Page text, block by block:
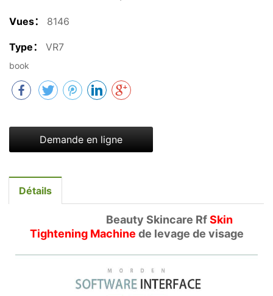
Vues： 8146
Type： VR7
book
Demande en ligne
Détails
Beauty Skincare RfSkin
Tightening Machine de levage de visage